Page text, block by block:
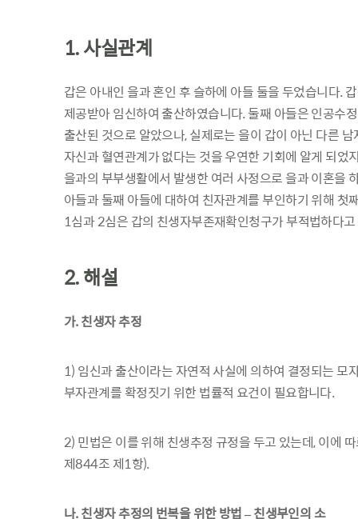
1. 사실관계
갑은 아내인 을과 혼인 후 슬하에 아들 둘을 두었습니다.
제공받아 임신하여 출산하였습니다. 둘째 아들은 인공수
출산된 것으로 알았으나, 실제로는 을이 갑이 아닌 다른
자신과 혈연관계가 없다는 것을 우연한 기회에 알게 되
을과의 부부생활에서 발생한 여러 사정으로 을과 이혼을
아들과 둘째 아들에 대하여 친자관계를 부인하기 위해
1심과 2심은 갑의 친생자부존재확인청구가 부적법하다
2. 해설
가. 친생자 추정
1) 임신과 출산이라는 자연적 사실에 의하여 결정되는
부자관계를 확정짓기 위한 법률적 요건이 필요합니다.
2) 민법은 이를 위해 친생추정 규정을 두고 있는데, 이에
제844조 제1항).
나. 친생자 추정의 번복을 위한 방법 – 친생부인의 소